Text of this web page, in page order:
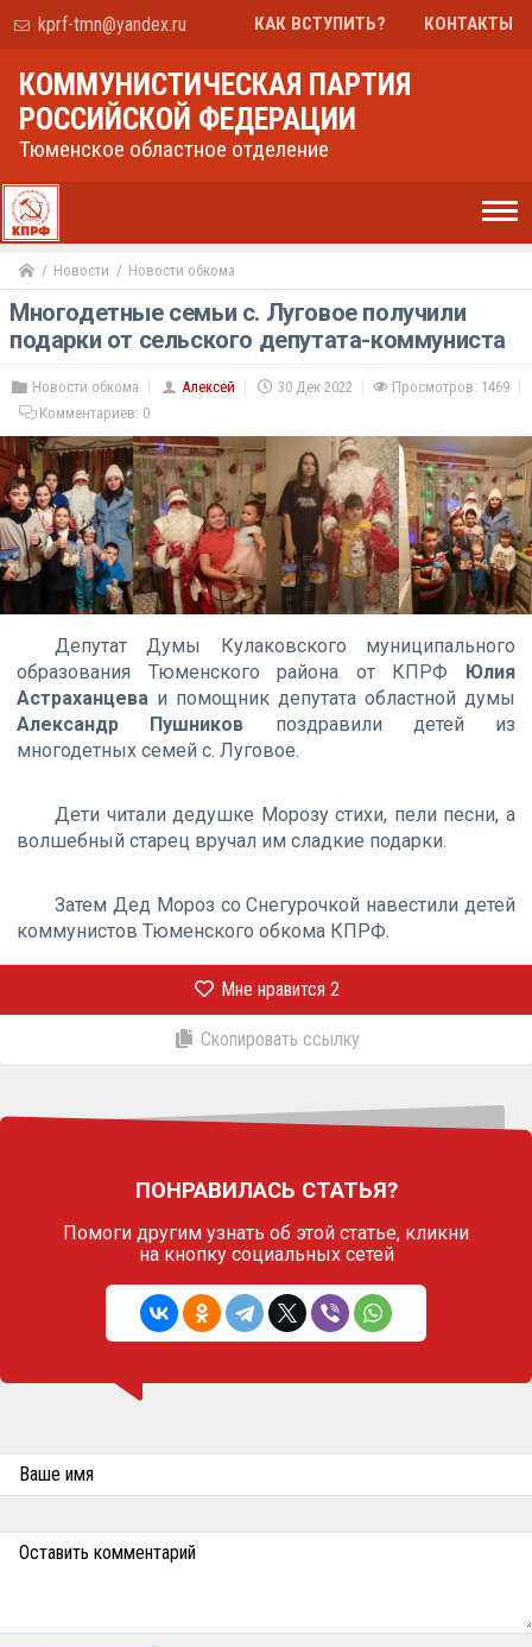
kprf-tmn@yandex.ru КАК ВСТУПИТЬ? КОНТАКТЫ
КОММУНИСТИЧЕСКАЯ ПАРТИЯ
РОССИЙСКОЙ ФЕДЕРАЦИИ
Тюменское областное отделение
Новости Новости обкома
Многодетные семьи с. Луговое получили
подарки от сельского депутата-коммуниста
Новости обкома Алексей 30 Дек 2022
Просмотров: 1469
Комментариев: 0
Депутат Думы Кулаковского муниципального
образования Тюменского района от КПРФ Юлия
Астраханцева и помощник депутата областной думы
Александр Пушников поздравили детей из
многодетных семей с. Луговое.
Дети читали дедушке Морозу стихи, пели песни, а
волшебный старец вручал им сладкие подарки.
Затем Дед Мороз со Снегурочкой навестили детей
коммунистов Тюменского обкома КПРФ.
Мне нравится 2
Скопировать ссылку
ПОНРАВИЛАСЬ СТАТЬЯ?
Помоги другим узнать об этой статье, кликни
на кнопку социальных сетей
Ваше имя
Оставить комментарий